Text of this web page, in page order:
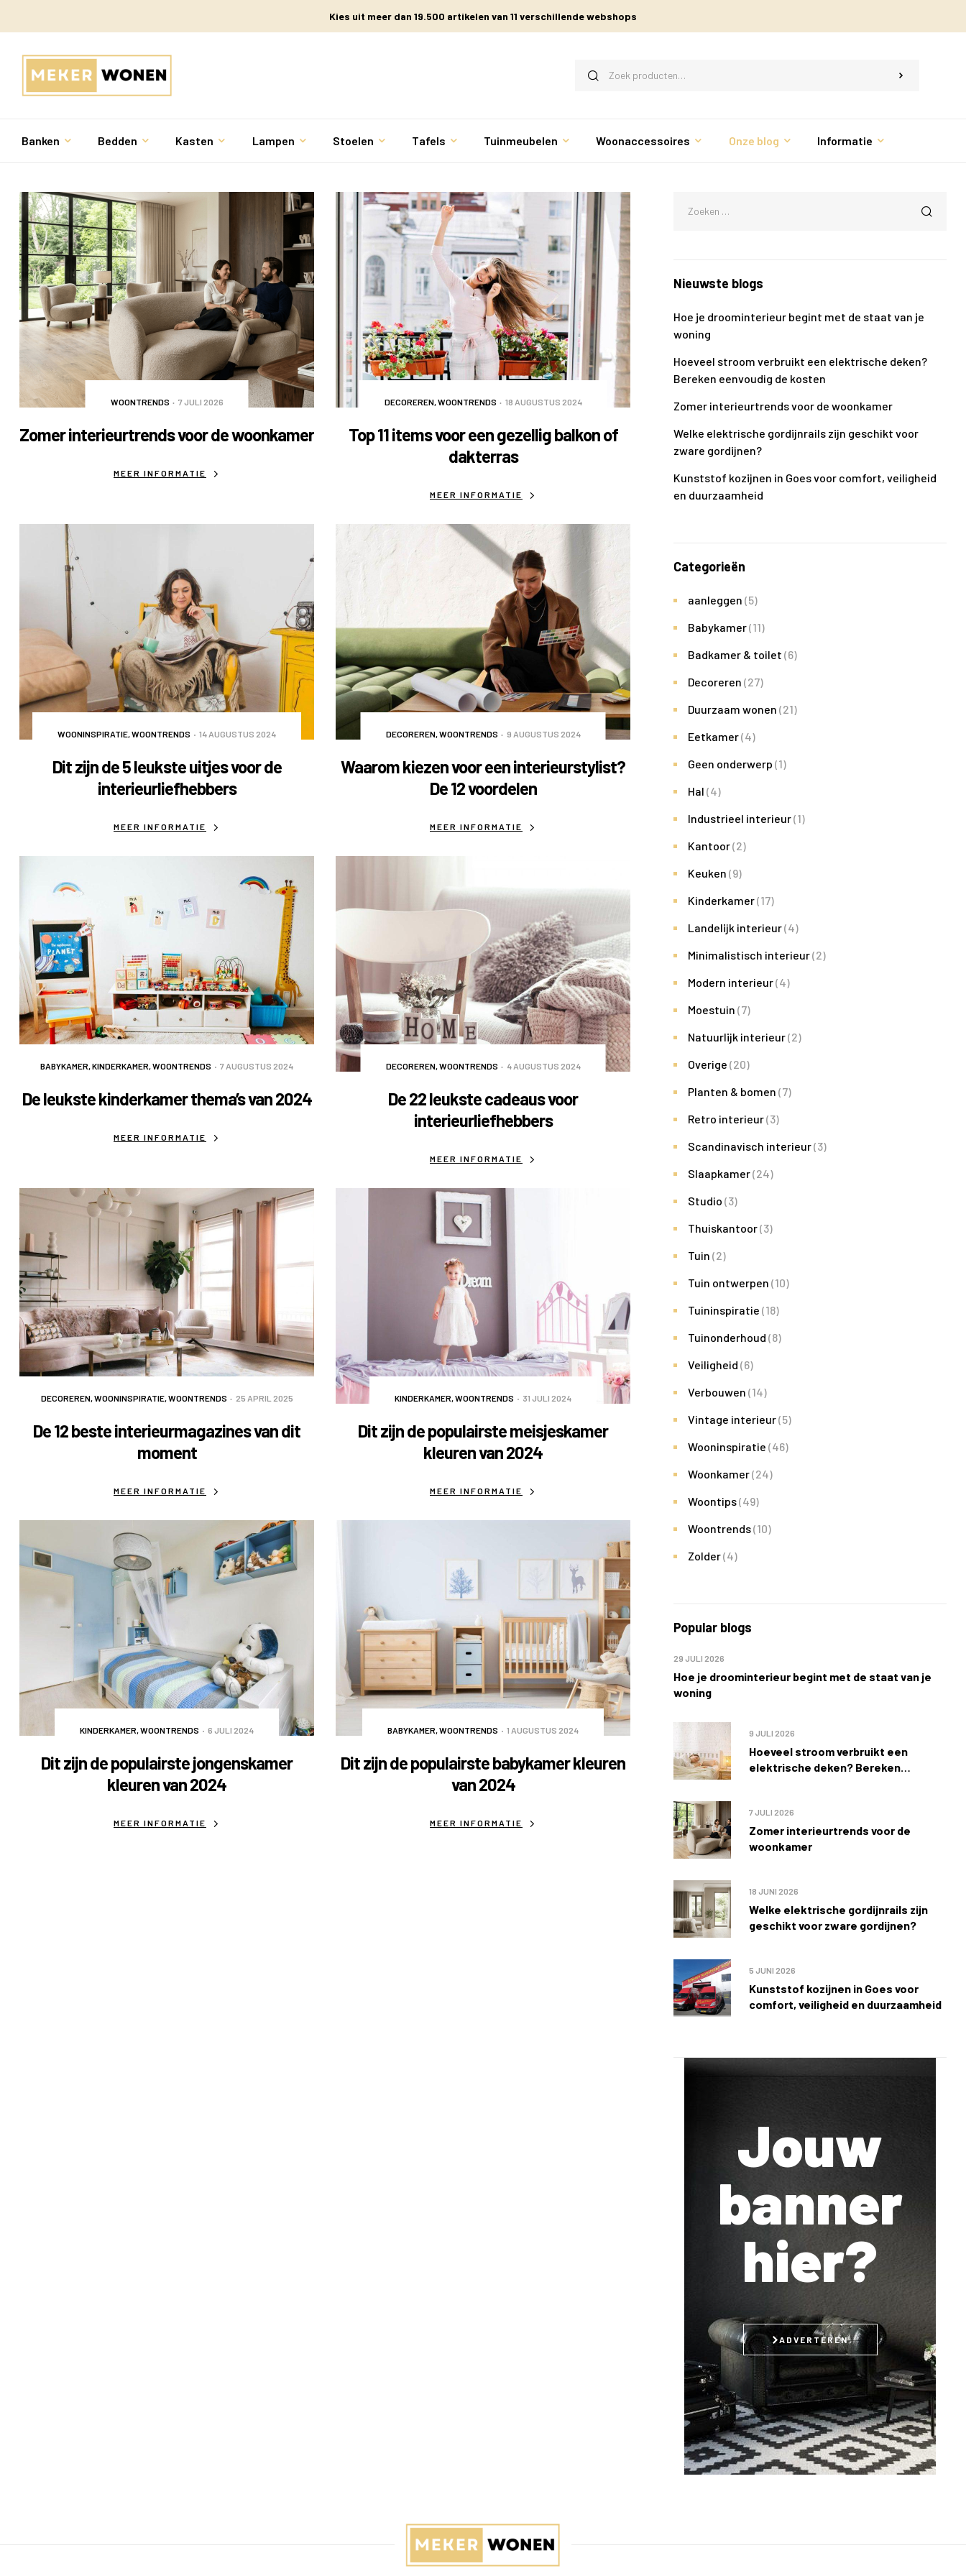
Kies uit meer dan 19.500 artikelen van 11 verschillende webshops
Banken Bedden Kasten Lampen Stoelen Tafels Tuinmeubelen Woonaccessoires Onze blog Informatie
WOONTRENDS 7 JULI 2026
Zomer interieurtrends voor de woonkamer
MEER INFORMATIE
DECOREREN,WOONTRENDS 18 AUGUSTUS 2024
Top 11 items voor een gezellig balkon of
dakterras
MEER INFORMATIE
WOONINSPIRATIE,WOONTRENDS 14 AUGUSTUS 2024
Dit zijn de 5 leukste uitjes voor de
interieurliefhebbers
MEER INFORMATIE
DECOREREN,WOONTRENDS 9 AUGUSTUS 2024
Waarom kiezen voor een interieurstylist?
De 12 voordelen
MEER INFORMATIE
BABYKAMER,KINDERKAMER,WOONTRENDS 7 AUGUSTUS 2024
De leukste kinderkamer thema’s van 2024
MEER INFORMATIE
DECOREREN,WOONTRENDS 4 AUGUSTUS 2024
De 22 leukste cadeaus voor
interieurliefhebbers
MEER INFORMATIE
DECOREREN,WOONINSPIRATIE,WOONTRENDS 25 APRIL 2025
De 12 beste interieurmagazines van dit
moment
MEER INFORMATIE
KINDERKAMER,WOONTRENDS 31 JULI 2024
Dit zijn de populairste meisjeskamer
kleuren van 2024
MEER INFORMATIE
KINDERKAMER,WOONTRENDS 6 JULI 2024
Dit zijn de populairste jongenskamer
kleuren van 2024
MEER INFORMATIE
BABYKAMER,WOONTRENDS 1 AUGUSTUS 2024
Dit zijn de populairste babykamer kleuren
van 2024
MEER INFORMATIE
Nieuwste blogs
Hoe je droominterieur begint met de staat van je
woning
Hoeveel stroom verbruikt een elektrische deken?
Bereken eenvoudig de kosten
Zomer interieurtrends voor de woonkamer
Welke elektrische gordijnrails zijn geschikt voor
zware gordijnen?
Kunststof kozijnen in Goes voor comfort, veiligheid
en duurzaamheid
Categorieën
aanleggen (5)
Babykamer(11)
Badkamer & toilet (6)
Decoreren (27)
Duurzaam wonen (21)
Eetkamer(4)
Geen onderwerp (1)
Hal (4)
Industrieel interieur(1)
Kantoor(2)
Keuken (9)
Kinderkamer(17)
Landelijk interieur(4)
Minimalistisch interieur(2)
Modern interieur(4)
Moestuin (7)
Natuurlijk interieur(2)
Overige (20)
Planten & bomen (7)
Retro interieur(3)
Scandinavisch interieur(3)
Slaapkamer(24)
Studio (3)
Thuiskantoor(3)
Tuin (2)
Tuin ontwerpen (10)
Tuininspiratie (18)
Tuinonderhoud (8)
Veiligheid (6)
Verbouwen (14)
Vintage interieur(5)
Wooninspiratie (46)
Woonkamer(24)
Woontips(49)
Woontrends(10)
Zolder(4)
Popular blogs
Hoe je droominterieur begint met de staat van je
woning
29 JULI 2026
Hoeveel stroom verbruikt een
elektrische deken? Bereken
9 JULI 2026
Zomer interieurtrends voor de
woonkamer
7 JULI 2026
Welke elektrische gordijnrails zijn
geschikt voor zware gordijnen?
18 JUNI 2026
Kunststof kozijnen in Goes voor
comfort, veiligheid en duurzaamheid
5 JUNI 2026
Jouw
banner
hier?
ADVERTEREN